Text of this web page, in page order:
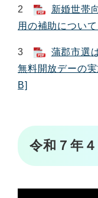
2
新婚世帯
用の補助につい
3
蒲郡市選
無料開放デーの
B]
令和７年４